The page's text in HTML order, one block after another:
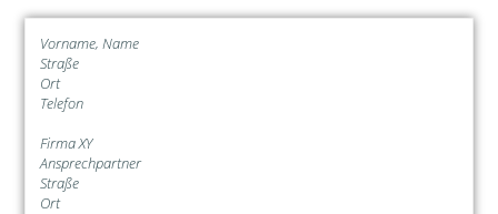
Vorname, Name
Straße
Ort
Telefon
Firma XY
Ansprechpartner
Straße
Ort